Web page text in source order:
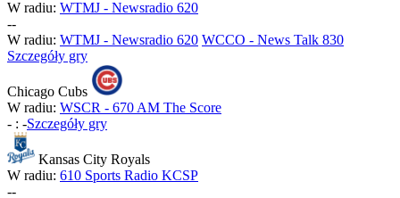
W radiu: WTMJ - Newsradio 620
--
W radiu: WTMJ - Newsradio 620 WCCO - News Talk 830
Szczegóły gry
Chicago Cubs
W radiu: WSCR - 670 AM The Score
- : -Szczegóły gry
Kansas City Royals
W radiu: 610 Sports Radio KCSP
--